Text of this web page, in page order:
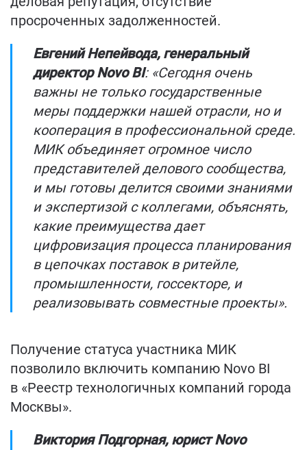
просроченных задолженностей.
Евгений Непейвода, генеральный
директор Novo BI: «Сегодня очень
важны не только государственные
меры поддержки нашей отрасли, но и
кооперация в профессиональной среде.
МИК объединяет огромное число
представителей делового сообщества,
и мы готовы делится своими знаниями
и экспертизой с коллегами, объяснять,
какие преимущества дает
цифровизация процесса планирования
в цепочках поставок в ритейле,
промышленности, госсекторе, и
реализовывать совместные проекты».
Получение статуса участника МИК
позволило включить компанию Novo BI
в «Реестр технологичных компаний города
Москвы».
Виктория Подгорная, юрист Novo